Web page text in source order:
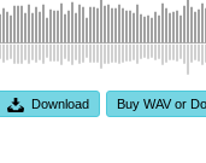
Download Buy WAV or